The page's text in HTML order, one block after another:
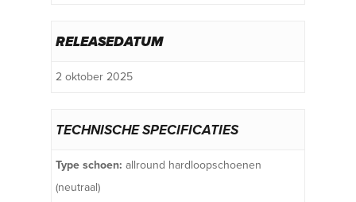
RELEASEDATUM
2 oktober 2025
TECHNISCHE SPECIFICATIES
Type schoen: allround hardloopschoenen
(neutraal)